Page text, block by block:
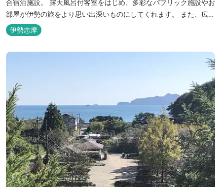
合宿泊施設。 露天風呂付客室をはじめ、多彩なパブリック施設やお
部屋が伊勢の旅をより思い出深いものにしてくれます。 また、広大
な敷地内にはテニスコート、野球場を始めとしたスポーツ施設や、
ウォータースライダーを有する流水プール、お子様が楽しめる児童
遊園など、様々なアウトドア施設がございます。杜の自然を感じな
伊勢志摩